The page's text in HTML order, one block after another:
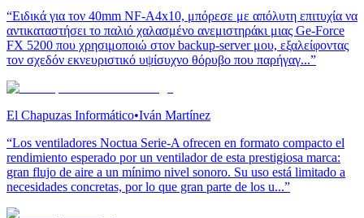
“Ειδικά για τον 40mm NF-A4x10, μπόρεσε με απόλυτη επιτυχία να
αντικαταστήσει το παλιό χαλασμένο ανεμιστηράκι μιας Ge-Force
FX 5200 που χρησιμοποιώ στον backup-server μου, εξαλείφοντας
τον σχεδόν εκνευριστικό υψίσυχνο θόρυβο που παρήγαγ...”
El Chapuzas Informático•Iván Martínez
“Los ventiladores Noctua Serie-A ofrecen en formato compacto el
rendimiento esperado por un ventilador de esta prestigiosa marca:
gran flujo de aire a un mínimo nivel sonoro. Su uso está limitado a
necesidades concretas, por lo que gran parte de los u...”